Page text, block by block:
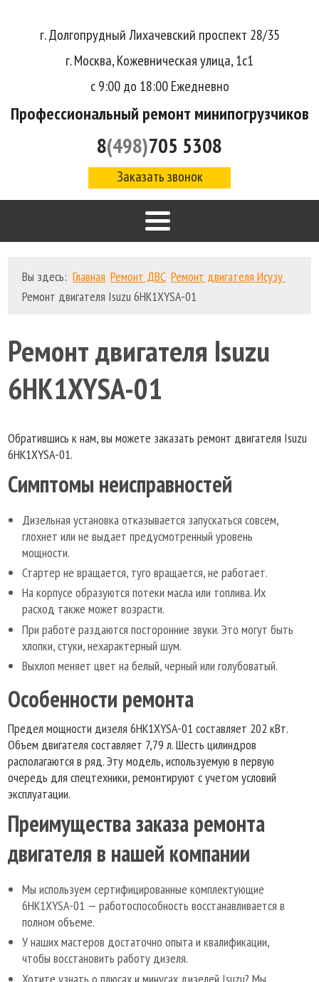
г. Долгопрудный Лихачевский проспект 28/35
г. Москва, Кожевническая улица, 1с1
с 9:00 до 18:00 Ежедневно
Профессиональный ремонт минипогрузчиков
8(498)705 5308
Заказать звонок
Вы здесь:Главная Ремонт ДВС Ремонт двигателя Исузу
Ремонт двигателя Isuzu 6HK1XYSA-01
Ремонт двигателя Isuzu
6HK1XYSA-01
Обратившись к нам, вы можете заказать ремонт двигателя Isuzu
6HK1XYSA-01.
Симптомы неисправностей
Дизельная установка отказывается запускаться совсем,
глохнет или не выдает предусмотренный уровень
мощности.
Стартер не вращается, туго вращается, не работает.
На корпусе образуются потеки масла или топлива. Их
расход также может возрасти.
При работе раздаются посторонние звуки. Это могут быть
хлопки, стуки, нехарактерный шум.
Выхлоп меняет цвет на белый, черный или голубоватый.
Особенности ремонта
Предел мощности дизеля 6HK1XYSA-01 составляет 202 кВт.
Объем двигателя составляет 7,79 л. Шесть цилиндров
располагаются в ряд. Эту модель, используемую в первую
очередь для спецтехники, ремонтируют с учетом условий
эксплуатации.
Преимущества заказа ремонта
двигателя в нашей компании
Мы используем сертифицированные комплектующие
6HK1XYSA-01 — работоспособность восстанавливается в
полном объеме.
У наших мастеров достаточно опыта и квалификации,
чтобы восстановить работу дизеля.
Хотите узнать о плюсах и минусах дизелей Isuzu? Мы